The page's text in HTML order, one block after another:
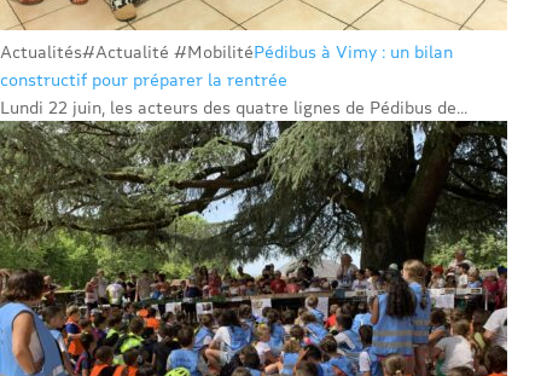
Actualités#Actualité #MobilitéPédibus à Vimy : un bilan
constructif pour préparer la rentrée
Lundi 22 juin, les acteurs des quatre lignes de Pédibus de...